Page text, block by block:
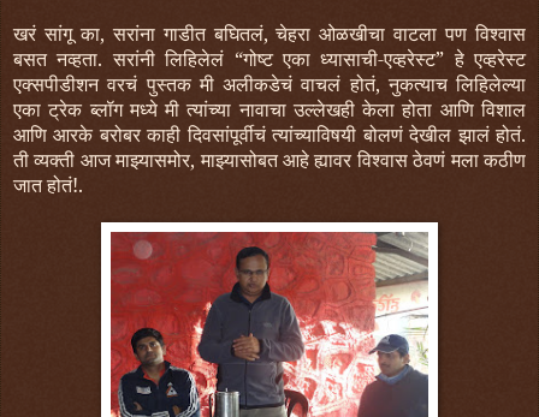
खरं सांगू का, सरांना गाडीत बघितलं, चेहरा ओळखीचा वाटला पण विश्वास
बसत नव्हता. सरांनी लिहिलेलं “गोष्ट एका ध्यासाची-एव्हरेस्ट” हे एव्हरेस्ट
एक्सपीडीशन वरचं पुस्तक मी अलीकडेचं वाचलं होतं, नुकत्याच लिहिलेल्या
एका ट्रेक ब्लॉग मध्ये मी त्यांच्या नावाचा उल्लेखही केला होता आणि विशाल
आणि आरके बरोबर काही दिवसांपूर्वीचं त्यांच्याविषयी बोलणं देखील झालं होतं.
ती व्यक्ती आज माझ्यासमोर, माझ्यासोबत आहे ह्यावर विश्वास ठेवणं मला कठीण
जात होतं!.